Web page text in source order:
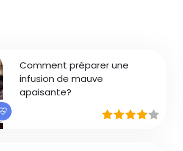
Comment préparer une
infusion de mauve
apaisante?